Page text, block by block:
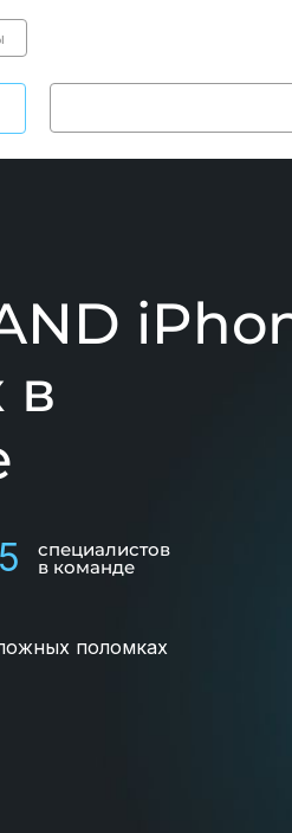
в
специалистов
в команде
поломках